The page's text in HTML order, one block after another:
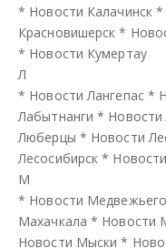
* Новости Калачинск *
Красновишерск *
* Новости Кумертау
Л
* Новости Лангепас*
Лабытнанги * Новости
Люберцы * Новости
Лесосибирск *
М
* Новости
Махачкала * Новости
Новости Мыски *